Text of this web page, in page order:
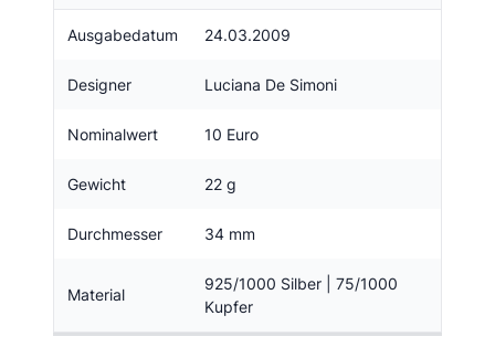
Ausgabedatum 24.03.2009
Designer Luciana De Simoni
Nominalwert 10 Euro
Gewicht 22 g
Durchmesser 34 mm
Material
925/1000 Silber | 75/1000
Kupfer